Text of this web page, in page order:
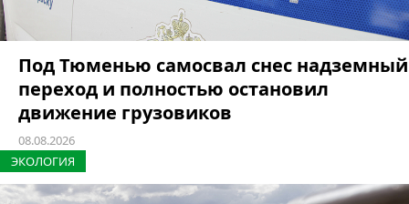
Под Тюменью самосвал снес надземный
переход и полностью остановил
движение грузовиков
08.08.2026
ЭКОЛОГИЯ